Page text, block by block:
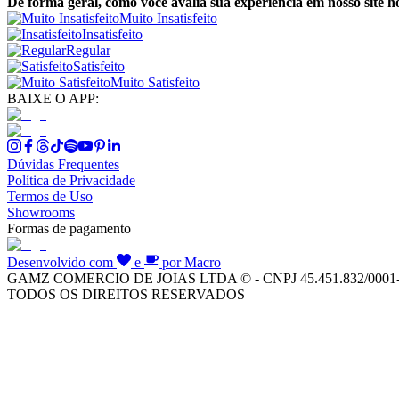
Muito Insatisfeito
Insatisfeito
Regular
Satisfeito
Muito Satisfeito
BAIXE O APP:
Dúvidas Frequentes
Política de Privacidade
Termos de Uso
Showrooms
Formas de pagamento
Desenvolvido com e
por Macro
GAMZ COMERCIO DE JOIAS LTDA © - CNPJ 45.451.832/
TODOS OS DIREITOS RESERVADOS